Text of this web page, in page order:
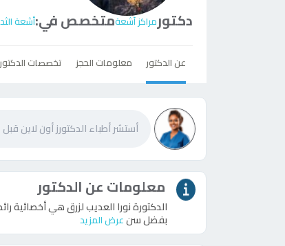
دكتورمراكز أشعةمتخصص في:أشعة
عن الدكتور معلومات الحجز تخصصات الدكتور
معلومات عن الدكتور
الدكتورة نورا العديب لزرق هي
بفضل سنعرض المزيد